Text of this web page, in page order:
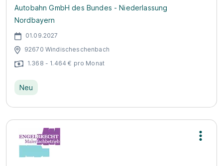
Autobahn GmbH des Bundes - Niederlassung
Nordbayern
01.09.2027
92670 Windischeschenbach
1.368 - 1.464 € pro Monat
Neu